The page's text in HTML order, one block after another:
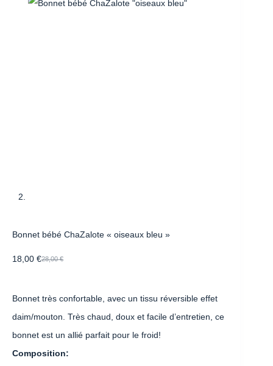
Bonnet bébé ChaZalote « oiseaux bleu »
28,00€
18,00 €
Bonnet très confortable, avec un tissu réversible effet
daim/mouton. Très chaud, doux et facile d’entretien, ce
bonnet est un allié parfait pour le froid!
Composition: